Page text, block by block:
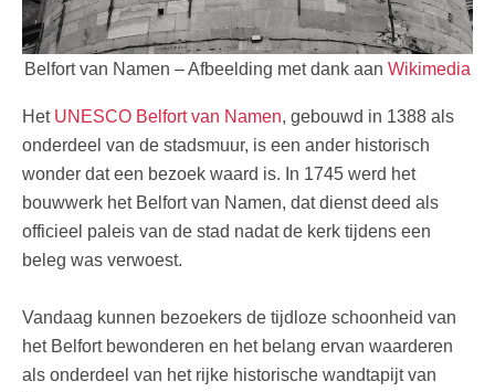
Belfort van Namen – Afbeelding met dank aan Wikimedia
Het UNESCO Belfort van Namen, gebouwd in 1388 als
onderdeel van de stadsmuur, is een ander historisch
wonder dat een bezoek waard is. In 1745 werd het
bouwwerk het Belfort van Namen, dat dienst deed als
officieel paleis van de stad nadat de kerk tijdens een
beleg was verwoest.
Vandaag kunnen bezoekers de tijdloze schoonheid van
het Belfort bewonderen en het belang ervan waarderen
als onderdeel van het rijke historische wandtapijt van